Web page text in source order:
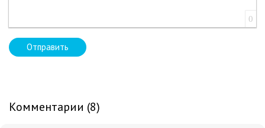
0
Отправить
Комментарии (8)